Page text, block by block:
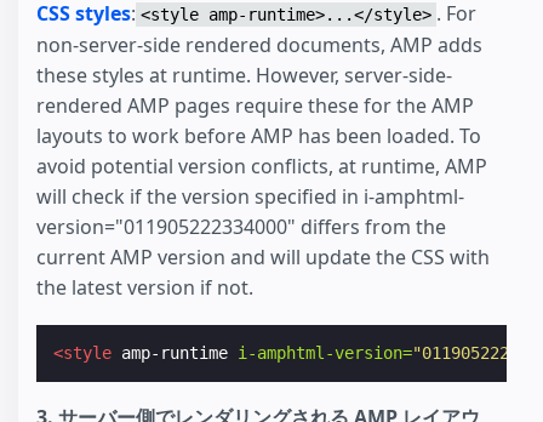
CSS styles: <style amp-runtime>...</style> . For
non-server-side rendered documents, AMP adds
these styles at runtime. However, server-side-
rendered AMP pages require these for the AMP
layouts to work before AMP has been loaded. To
avoid potential version conflicts, at runtime, AMP
will check if the version specified in i-amphtml-
version="011905222334000" differs from the
current AMP version and will update the CSS with
the latest version if not.
<style amp-runtime i-amphtml-version=